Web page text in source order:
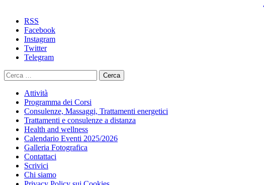
RSS
Facebook
Instagram
Twitter
Telegram
Ricerca
per:
Attività
Programma dei Corsi
Consulenze, Massaggi, Trattamenti energetici
Trattamenti e consulenze a distanza
Health and wellness
Calendario Eventi 2025/2026
Galleria Fotografica
Contattaci
Scrivici
Chi siamo